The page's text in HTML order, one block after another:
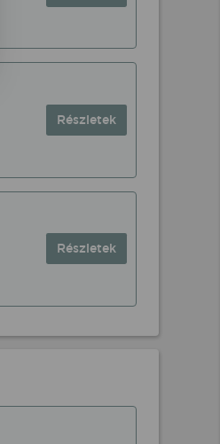
Részletek
Részletek